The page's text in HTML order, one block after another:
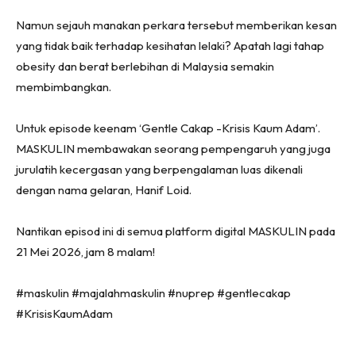
Namun sejauh manakan perkara tersebut memberikan kesan
yang tidak baik terhadap kesihatan lelaki? Apatah lagi tahap
obesity dan berat berlebihan di Malaysia semakin
membimbangkan.
Untuk episode keenam ‘Gentle Cakap -Krisis Kaum Adam’.
MASKULIN membawakan seorang pempengaruh yang juga
jurulatih kecergasan yang berpengalaman luas dikenali
dengan nama gelaran, Hanif Loid.
Nantikan episod ini di semua platform digital MASKULIN pada
21 Mei 2026, jam 8 malam!
#maskulin #majalahmaskulin #nuprep #gentlecakap
#KrisisKaumAdam